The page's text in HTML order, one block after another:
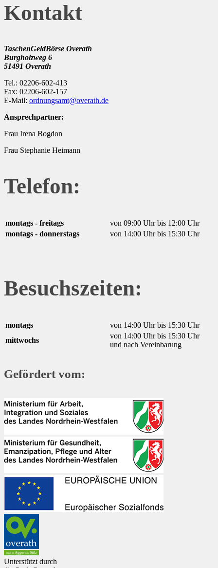
Kontakt
TaschenGeldBörse Overath
Burgholzweg 6
51491 Overath
Tel.: 02206-602-413
Fax: 02206-602-157
E-Mail: ordnungsamt@overath.de
Ansprechpartner:
Frau Irena Bogdon
Frau Stephanie Heimann
Telefon:
montags - freitags
von 09:00 Uhr bis 12:00 Uhr
montags - donnerstags
von 14:00 Uhr bis 15:30 Uhr
Besuchszeiten:
montags
von 14:00 Uhr bis 15:30 Uhr
mittwochs
von 14:00 Uhr bis 15:30 Uhr
und nach Vereinbarung
Gefördert vom:
Unterstützt durch